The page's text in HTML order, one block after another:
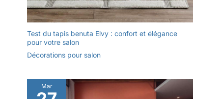
Test du tapis benuta Elvy : confort et élégance
pour votre salon
Décorations pour salon
Mar